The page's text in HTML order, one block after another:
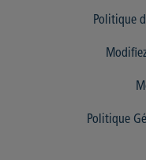
Politique
Politique